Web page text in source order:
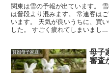
関東は雪の予報が出ています。
は普段より混みます。 常連客は
います。 天気が良いうちに、買
した。 すごく疲れてしまいまし...
貧困母子家庭 母子
審査